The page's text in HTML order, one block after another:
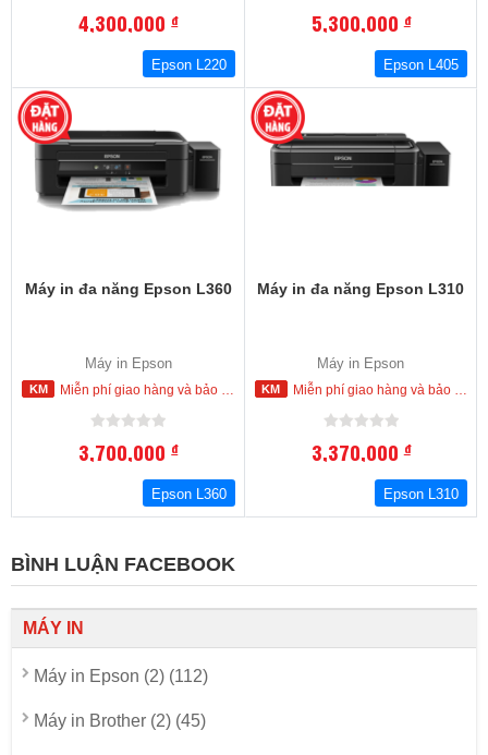
4,300,000đ
Epson L220
5,300,000đ
Epson L405
Máy in đa năng Epson L360
Máy in Epson
Miễn phí giao hàng và bảo hành tận nơi trong nội thành Hồ Chí Minh
3,700,000đ
Epson L360
Máy in đa năng Epson L310
Máy in Epson
Miễn phí giao hàng và bảo hành tận nơi trong nội thành Hồ Chí Minh
3,370,000đ
Epson L310
BÌNH LUẬN FACEBOOK
MÁY IN
Máy in Epson (2) (112)
Máy in Brother (2) (45)